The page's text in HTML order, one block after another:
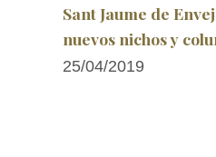
Sant Jaume de
nuevos nichos y
25/04/2019